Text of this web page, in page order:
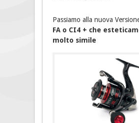
Passiamo alla nuova
FA o CI4 + che
molto simile